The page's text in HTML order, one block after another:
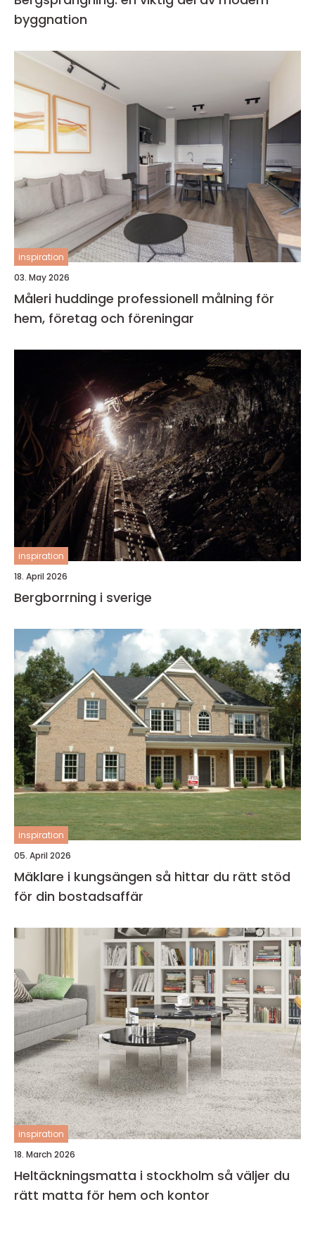
byggnation
inspiration
03. May 2026
Måleri huddinge professionell målning för
hem, företag och föreningar
inspiration
18. April 2026
Bergborrning i sverige
inspiration
05. April 2026
Mäklare i kungsängen så hittar du rätt stöd
för din bostadsaffär
inspiration
18. March 2026
Heltäckningsmatta i stockholm så väljer du
rätt matta för hem och kontor